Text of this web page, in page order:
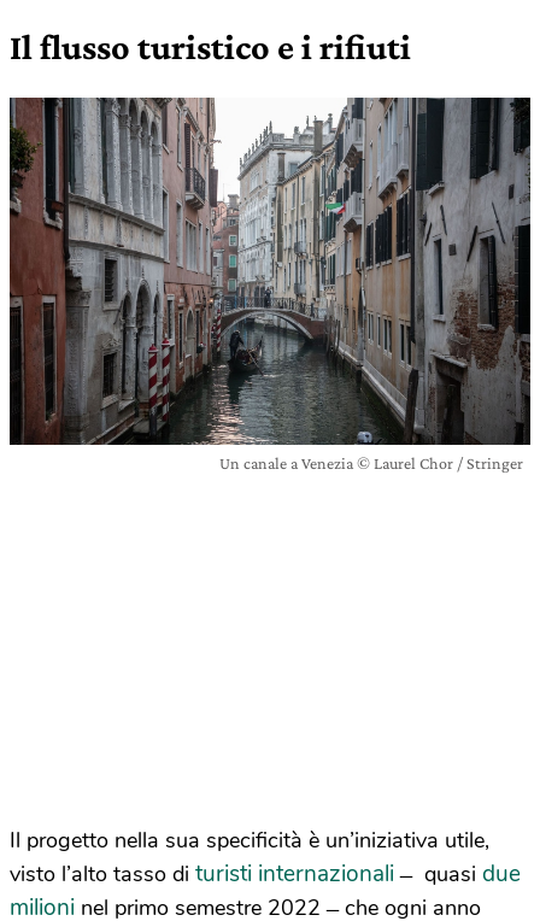
Il flusso turistico e i rifiuti
Un canale a Venezia © Laurel Chor / Stringer
Il progetto nella sua specificità è un’iniziativa utile,
visto l’alto tasso di turisti internazionali̶ quasi due
milioni nel primo semestre 2022 ̶ che ogni anno